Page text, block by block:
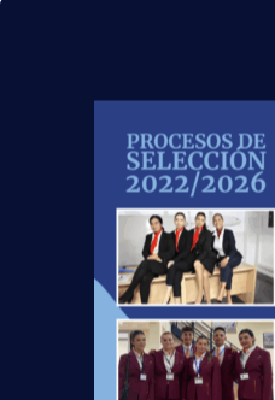
encantados de atenderte
obtención de tu título de
nuestro curso de
esperamos!
Noticias Relacionadas